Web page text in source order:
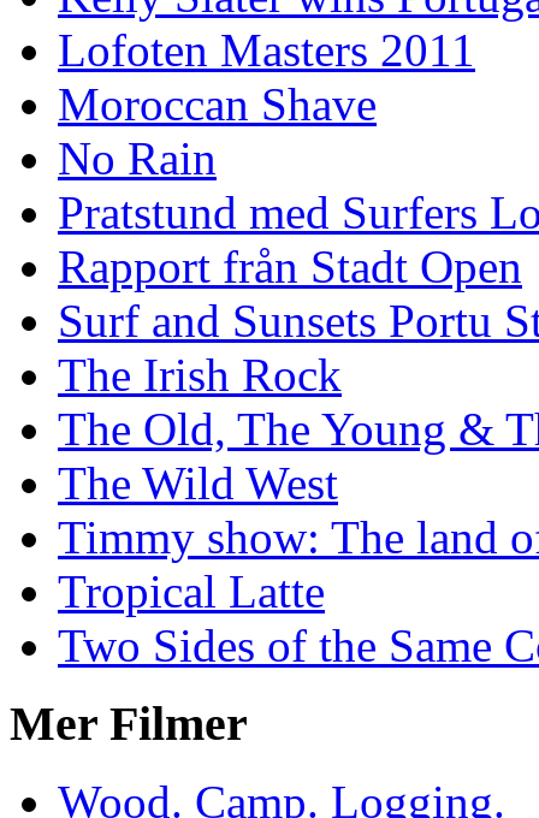
Lofoten Masters 2011
Moroccan Shave
No Rain
Pratstund med Surfers
Rapport från Stadt Open
Surf and Sunsets Portu
The Irish Rock
The Old, The Young &
The Wild West
Timmy show: The land
Tropical Latte
Two Sides of the Same
Mer Filmer
Wood. Camp. Logging.